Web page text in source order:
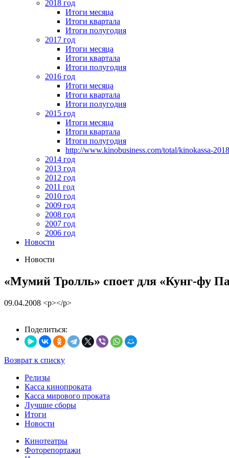
2018 год
Итоги месяца
Итоги квартала
Итоги полугодия
2017 год
Итоги месяца
Итоги квартала
Итоги полугодия
2016 год
Итоги месяца
Итоги квартала
Итоги полугодия
2015 год
Итоги месяца
Итоги квартала
Итоги полугодия
http://www.kinobusiness.com/total/kinokassa-
2014 год
2013 год
2012 год
2011 год
2010 год
2009 год
2008 год
2007 год
2006 год
Новости
Новости
«Мумий Тролль» споет для «Кунг-фу
09.04.2008 <p></p>
Поделиться:
Возврат к списку
Релизы
Касса кинопроката
Касса мирового проката
Лучшие сборы
Итоги
Новости
Кинотеатры
Фоторепортажи